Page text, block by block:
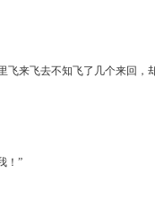
来飞去不知飞了几个来回
！”